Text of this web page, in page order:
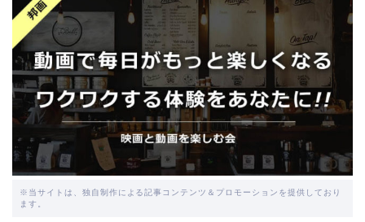
※当サイトは、独自制作による記事コンテンツ＆プロモーションを提供しており
ます。